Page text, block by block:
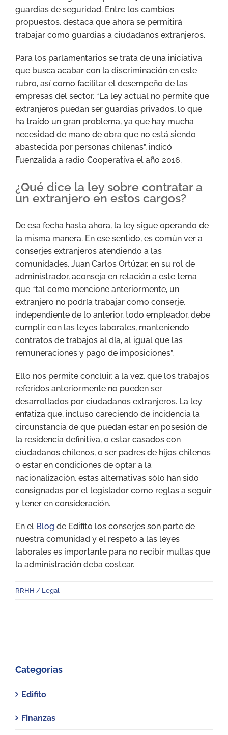
guardias de seguridad. Entre los cambios
propuestos, destaca que ahora se permitirá
trabajar como guardias a ciudadanos extranjeros.
Para los parlamentarios se trata de una iniciativa
que busca acabar con la discriminación en este
rubro, así como facilitar el desempeño de las
empresas del sector. “La ley actual no permite que
extranjeros puedan ser guardias privados, lo que
ha traído un gran problema, ya que hay mucha
necesidad de mano de obra que no está siendo
abastecida por personas chilenas”, indicó
Fuenzalida a radio Cooperativa el año 2016.
¿Qué dice la ley sobre contratar a
un extranjero en estos cargos?
De esa fecha hasta ahora, la ley sigue operando de
la misma manera. En ese sentido, es común ver a
conserjes extranjeros atendiendo a las
comunidades. Juan Carlos Ortúzar, en su rol de
administrador, aconseja en relación a este tema
que “tal como mencione anteriormente, un
extranjero no podría trabajar como conserje,
independiente de lo anterior, todo empleador, debe
cumplir con las leyes laborales, manteniendo
contratos de trabajos al día, al igual que las
remuneraciones y pago de imposiciones”.
Ello nos permite concluir, a la vez, que los trabajos
referidos anteriormente no pueden ser
desarrollados por ciudadanos extranjeros. La ley
enfatiza que, incluso careciendo de incidencia la
circunstancia de que puedan estar en posesión de
la residencia definitiva, o estar casados con
ciudadanos chilenos, o ser padres de hijos chilenos
o estar en condiciones de optar a la
nacionalización, estas alternativas sólo han sido
consignadas por el legislador como reglas a seguir
y tener en consideración.
En el Blog de Edifito los conserjes son parte de
nuestra comunidad y el respeto a las leyes
laborales es importante para no recibir multas que
la administración deba costear.
RRHH / Legal
Categorías
Edifito
Finanzas